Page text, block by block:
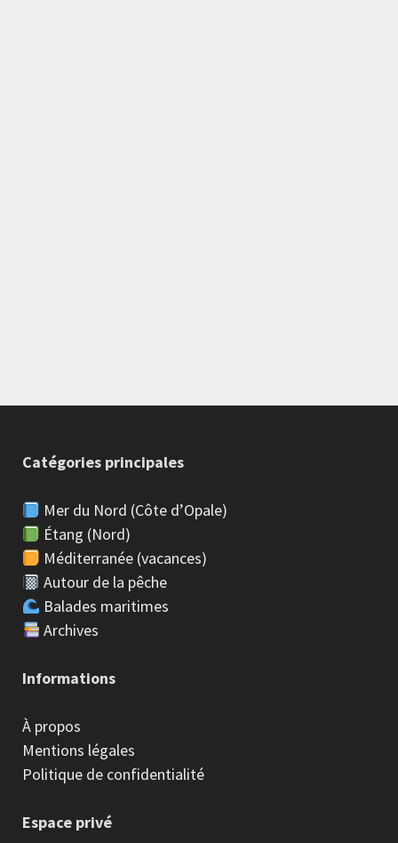
Catégories principales
Mer du Nord (Côte d’Opale)
Étang (Nord)
Méditerranée (vacances)
Autour de la pêche
Balades maritimes
Archives
Informations
À propos
Mentions légales
Politique de confidentialité
Espace privé